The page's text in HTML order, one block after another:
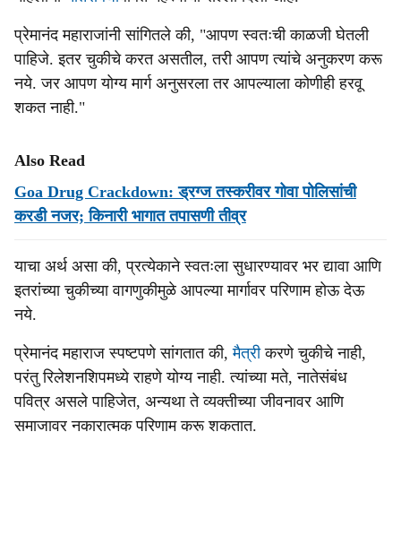
प्रेमानंद महाराजांनी सांगितले की, "आपण स्वतःची काळजी घेतली
पाहिजे. इतर चुकीचे करत असतील, तरी आपण त्यांचे अनुकरण करू
नये. जर आपण योग्य मार्ग अनुसरला तर आपल्याला कोणीही हरवू
शकत नाही."
Also Read
Goa Drug Crackdown: ड्रग्ज तस्करीवर गोवा पोलिसांची
करडी नजर; किनारी भागात तपासणी तीव्र
याचा अर्थ असा की, प्रत्येकाने स्वतःला सुधारण्यावर भर द्यावा आणि
इतरांच्या चुकीच्या वागणुकीमुळे आपल्या मार्गावर परिणाम होऊ देऊ
नये.
प्रेमानंद महाराज स्पष्टपणे सांगतात की,मैत्रीकरणे चुकीचे नाही,
परंतु रिलेशनशिपमध्ये राहणे योग्य नाही. त्यांच्या मते, नातेसंबंध
पवित्र असले पाहिजेत, अन्यथा ते व्यक्तीच्या जीवनावर आणि
समाजावर नकारात्मक परिणाम करू शकतात.